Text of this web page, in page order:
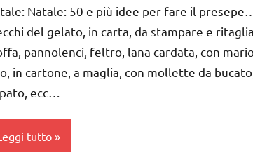
Natale: 50 e più idee per fare il
del gelato, in carta, da stampare e
pannolenci, feltro, lana cardata, con
in cartone, a maglia, con mollette da
ecc…
tutto